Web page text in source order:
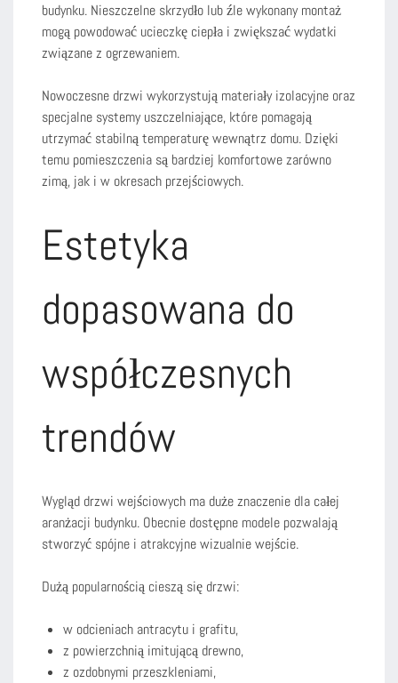
budynku. Nieszczelne skrzydło lub źle wykonany montaż
mogą powodować ucieczkę ciepła i zwiększać wydatki
związane z ogrzewaniem.
Nowoczesne drzwi wykorzystują materiały izolacyjne oraz
specjalne systemy uszczelniające, które pomagają
utrzymać stabilną temperaturę wewnątrz domu. Dzięki
temu pomieszczenia są bardziej komfortowe zarówno
zimą, jak i w okresach przejściowych.
Estetyka
dopasowana do
współczesnych
trendów
Wygląd drzwi wejściowych ma duże znaczenie dla całej
aranżacji budynku. Obecnie dostępne modele pozwalają
stworzyć spójne i atrakcyjne wizualnie wejście.
Dużą popularnością cieszą się drzwi:
w odcieniach antracytu i grafitu,
z powierzchnią imitującą drewno,
z ozdobnymi przeszkleniami,